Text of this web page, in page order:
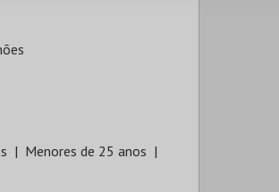
Menores de 25 anos